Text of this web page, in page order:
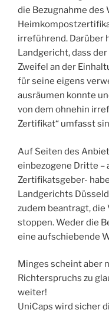
die Bezugnahme
irreführend. Darüber
Landgericht, dass
Zweifel an der
für seine eigens
ausräumen konnte
von dem ohnehin
Zertifikat“ umfasst
Auf Seiten des
einbezogene Dritte –
Zertifikatsgeber-
Landgerichts
zudem beantragt, die
stoppen. Weder die
eine aufschiebende
Minges scheint aber
Richterspruchs zu
weiter!
UniCaps wird sicher